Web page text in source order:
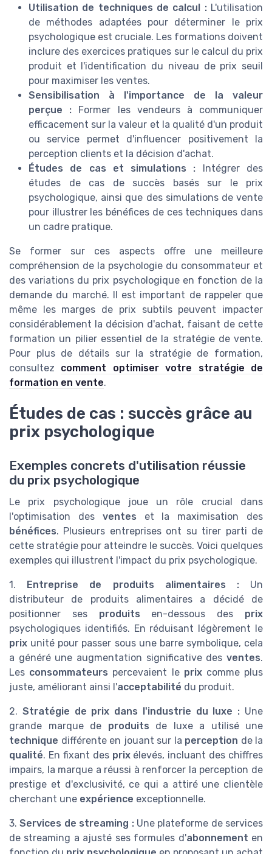
Utilisation de techniques de calcul :L'utilisation
de méthodes adaptées pour déterminer le prix
psychologique est cruciale. Les formations doivent
inclure des exercices pratiques sur le calcul du prix
produit et l'identification du niveau de prix seuil
pour maximiser les ventes.
Sensibilisation à l'importance de la valeur
perçue : Former les vendeurs à communiquer
efficacement sur la valeur et la qualité d'un produit
ou service permet d'influencer positivement la
perception clients et la décision d'achat.
Études de cas et simulations : Intégrer des
études de cas de succès basés sur le prix
psychologique, ainsi que des simulations de vente
pour illustrer les bénéfices de ces techniques dans
un cadre pratique.
Se former sur ces aspects offre une meilleure
compréhension de la psychologie du consommateur et
des variations du prix psychologique en fonction de la
demande du marché. Il est important de rappeler que
même les marges de prix subtils peuvent impacter
considérablement la décision d'achat, faisant de cette
formation un pilier essentiel de la stratégie de vente.
Pour plus de détails sur la stratégie de formation,
consultez comment optimiser votre stratégie de
formation en vente.
Études de cas : succès grâce au
prix psychologique
Exemples concrets d'utilisation réussie
du prix psychologique
Le prix psychologique joue un rôle crucial dans
l'optimisation des ventes et la maximisation des
bénéfices. Plusieurs entreprises ont su tirer parti de
cette stratégie pour atteindre le succès. Voici quelques
exemples qui illustrent l'impact du prix psychologique.
1. Entreprise de produits alimentaires :Un
distributeur de produits alimentaires a décidé de
positionner ses produits en-dessous des prix
psychologiques identifiés. En réduisant légèrement le
prix unité pour passer sous une barre symbolique, cela
a généré une augmentation significative des ventes.
Les consommateurs percevaient le prixcomme plus
juste, améliorant ainsi l'acceptabilité du produit.
2. Stratégie de prix dans l'industrie du luxe : Une
grande marque de produits de luxe a utilisé une
technique différente en jouant sur la perception de la
qualité. En fixant des prixélevés, incluant des chiffres
impairs, la marque a réussi à renforcer la perception de
prestige et d'exclusivité, ce qui a attiré une clientèle
cherchant une expérience exceptionnelle.
3.Services de streaming :Une plateforme de services
de streaming a ajusté ses formules d'abonnement en